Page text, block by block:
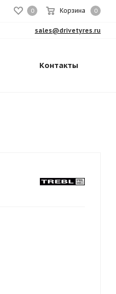
0 Корзина 0
sales@drivetyres.ru
Контакты